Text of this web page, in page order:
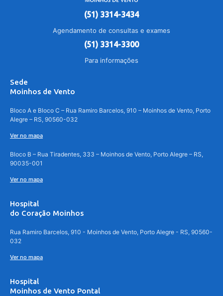
(51) 3314-3434
Agendamento de consultas e exames
(51) 3314-3300
Para informações
Sede
Moinhos de Vento
Bloco A e Bloco C – Rua Ramiro Barcelos, 910 – Moinhos de Vento, Porto
Alegre – RS, 90560-032
Ver no mapa
Bloco B – Rua Tiradentes, 333 – Moinhos de Vento, Porto Alegre – RS,
90035-001
Ver no mapa
Hospital
do Coração Moinhos
Rua Ramiro Barcelos, 910 - Moinhos de Vento, Porto Alegre - RS, 90560-
032
Ver no mapa
Hospital
Moinhos de Vento Pontal